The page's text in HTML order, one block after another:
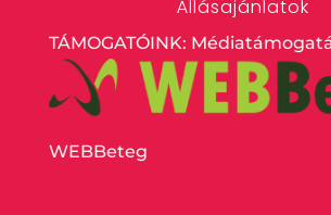
Állásajánlatok
TÁMOGATÓINK:
WEBBeteg